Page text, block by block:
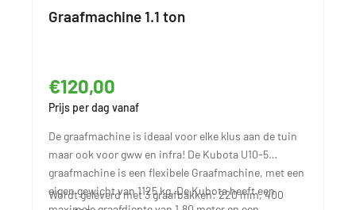
Graafmachine 1.1 ton
Prijs per dag vanaf
€120,00
De graafmachine is ideaal voor elke klus aan de tuin
maar ook voor gww en infra! De Kubota U10-5
graafmachine is een flexibele Graafmachine, met een
eigen gewicht van 1125 kg. De Kubota heeft een
Wordt geleverd met 3 graafbakken: 220 mm, 400